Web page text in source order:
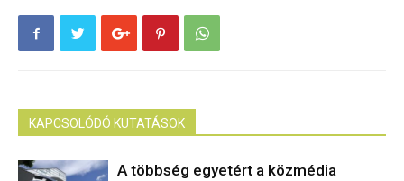
KAPCSOLÓDÓ KUTATÁSOK
A többség egyetért a közmédia